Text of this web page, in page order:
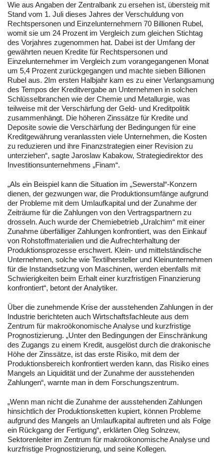
Wie aus Angaben der Zentralbank zu ersehen ist, übersteig mit
Stand vom 1. Juli dieses Jahres der Verschuldung von
Rechtspersonen und Einzelunternehmern 70 Billionen Rubel,
womit sie um 24 Prozent im Vergleich zum gleichen Stichtag
des Vorjahres zugenommen hat. Dabei ist der Umfang der
gewährten neuen Kredite für Rechtspersonen und
Einzelunternehmer im Vergleich zum vorangegangenen Monat
um 5,4 Prozent zurückgegangen und machte sieben Billionen
Rubel aus. 2Im ersten Halbjahr kam es zu einer Verlangsamung
des Tempos der Kreditvergabe an Unternehmen in solchen
Schlüsselbranchen wie der Chemie und Metallurgie, was
teilweise mit der Verschärfung der Geld- und Kreditpolitik
zusammenhängt. Die höheren Zinssätze für Kredite und
Deposite sowie die Verschärfung der Bedingungen für eine
Kreditgewährung veranlassten viele Unternehmen, die Kosten
zu reduzieren und ihre Finanzstrategien einer Revision zu
unterziehen“, sagte Jaroslaw Kabakow, Strategiedirektor des
Investitionsunternehmens „Finam“.
„Als ein Beispiel kann die Situation im „Sewerstal“-Konzern
dienen, der gezwungen war, die Produktionsumfänge aufgrund
der Probleme mit dem Umlaufkapital und der Zunahme der
Zeiträume für die Zahlungen von den Vertragspartnern zu
drosseln. Auch wurde der Chemiebetrieb „Uralchim“ mit einer
Zunahme überfälliger Zahlungen konfrontiert, was den Einkauf
von Rohstoffmaterialien und die Aufrechterhaltung der
Produktionsprozesse erschwert. Klein- und mittelständische
Unternehmen, solche wie Textilhersteller und Kleinunternehmen
für die Instandsetzung von Maschinen, werden ebenfalls mit
Schwierigkeiten beim Erhalt einer kurzfristigen Finanzierung
konfrontiert“, betont der Analytiker.
Über die zunehmende Krise der ausstehenden Zahlungen in der
Industrie berichteten auch Wirtschaftsfachleute aus dem
Zentrum für makroökonomische Analyse und kurzfristige
Prognostizierung. „Unter den Bedingungen der Einschränkung
des Zugangs zu einem Kredit, ausgelöst durch die drakonische
Höhe der Zinssätze, ist das erste Risiko, mit dem der
Produktionsbereich konfrontiert werden kann, das Risiko eines
Mangels an Liquidität und der Zunahme der ausstehenden
Zahlungen“, warnte man in dem Forschungszentrum.
„Wenn man nicht die Zunahme der ausstehenden Zahlungen
hinsichtlich der Produktionsketten kupiert, können Probleme
aufgrund des Mangels an Umlaufkapital auftreten und als Folge
ein Rückgang der Fertigung“, erklärten Oleg Solnzew,
Sektorenleiter im Zentrum für makroökonomische Analyse und
kurzfristige Prognostizierung, und seine Kollegen.